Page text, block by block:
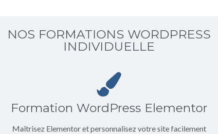
NOS FORMATIONS WORDPRESS
INDIVIDUELLE
Formation WordPress Elementor
Maîtrisez Elementor et personnalisez votre site facilement